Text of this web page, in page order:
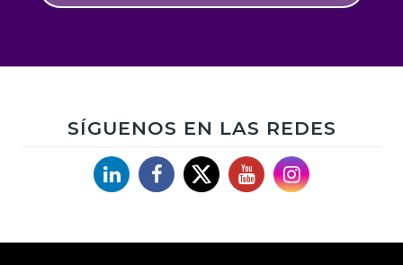
SÍGUENOS EN LAS REDES
LinkedinFacebook
X YouTubeInstagram